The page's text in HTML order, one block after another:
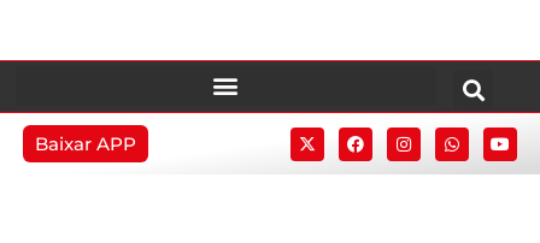
Baixar APP